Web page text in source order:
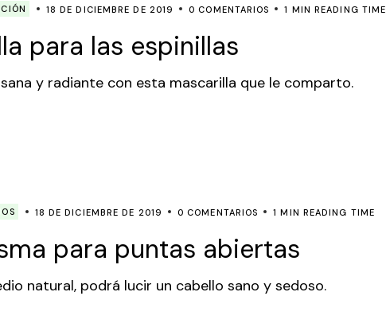
18 DE DICIEMBRE DE 2019 0 COMENTARIOS 1 MIN READING TIME
para las espinillas
y radiante con esta mascarilla que le comparto.
18 DE DICIEMBRE DE 2019 0 COMENTARIOS 1 MIN READING TIME
para puntas abiertas
natural, podrá lucir un cabello sano y sedoso.